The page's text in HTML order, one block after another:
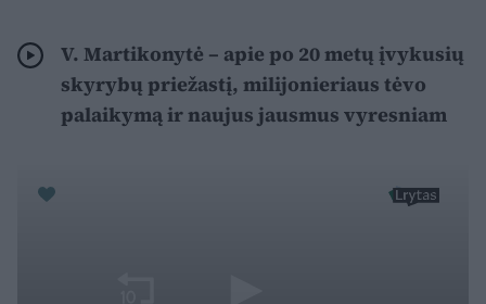
V. Martikonytė – apie po 20 metų įvykusių
skyrybų priežastį, milijonieriaus tėvo
palaikymą ir naujus jausmus vyresniam